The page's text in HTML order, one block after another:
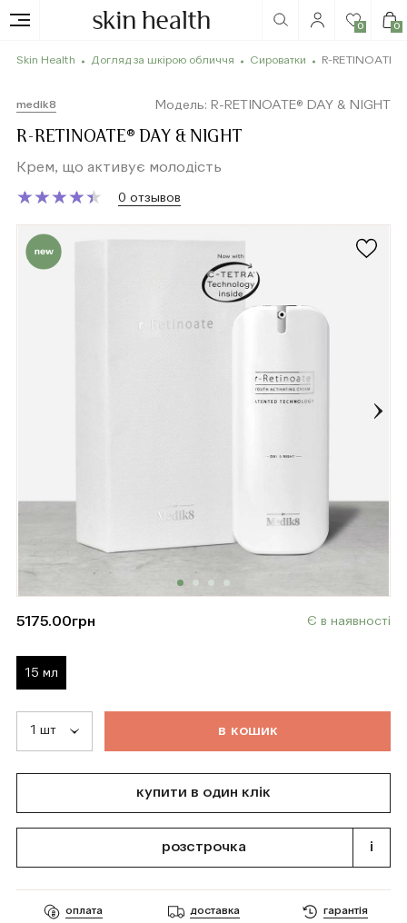
0 0
Skin Health Догляд за шкірою обличчя Сироватки R-RETINOATE®
medik8 Модель: R-RETINOATE® DAY & NIGHT
R-RETINOATE® DAY & NIGHT
Крем, що активує молодість
★
★★
★★
★★
★★
★ 0 отзывов
5175.00грн Є в наявності
15 мл
в кошик
купити в один клік
розстрочка i
оплата доставка гарантія